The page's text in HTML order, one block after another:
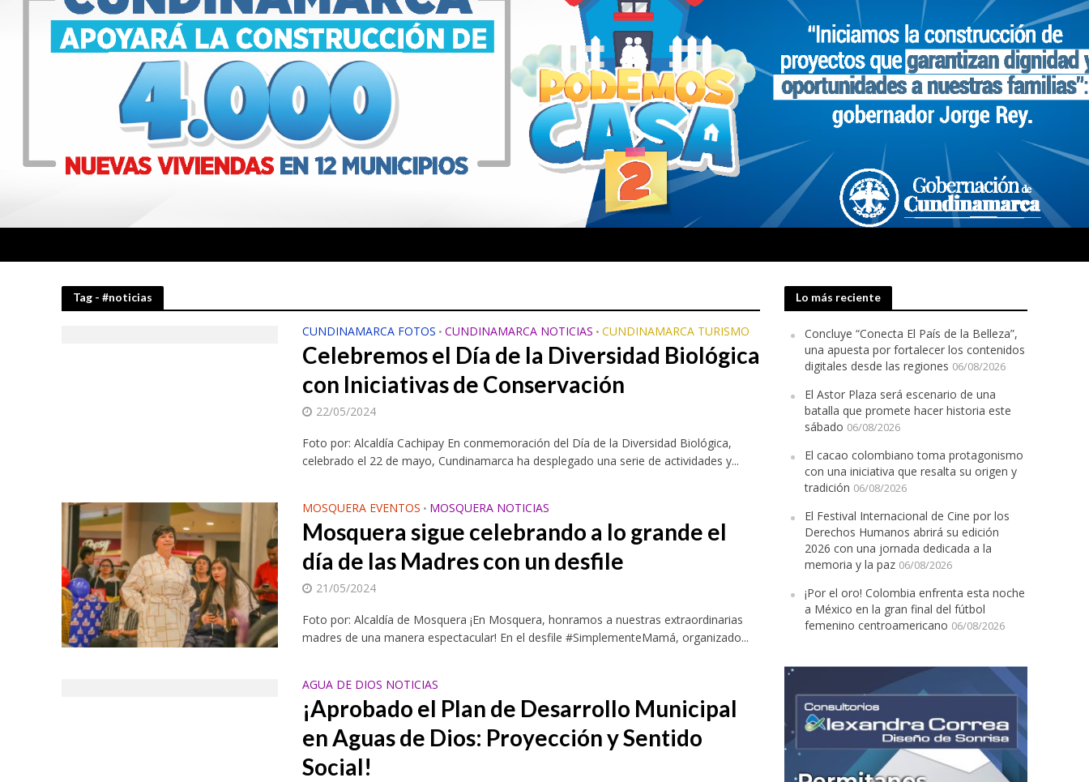
Tag - #noticias
CUNDINAMARCA FOTOS • CUNDINAMARCA NOTICIAS • CUNDINAMARCA TURISMO
Celebremos el Día de la Diversidad Biológica
con Iniciativas de Conservación
22/05/2024
Foto por: Alcaldía Cachipay En conmemoración del Día de la Diversidad Biológica,
celebrado el 22 de mayo, Cundinamarca ha desplegado una serie de actividades y...
MOSQUERA EVENTOS • MOSQUERA NOTICIAS
Mosquera sigue celebrando a lo grande el
día de las Madres con un desfile
21/05/2024
Foto por: Alcaldía de Mosquera ¡En Mosquera, honramos a nuestras extraordinarias
madres de una manera espectacular! En el desfile #SimplementeMamá, organizado...
AGUA DE DIOS NOTICIAS
¡Aprobado el Plan de Desarrollo Municipal
en Aguas de Dios: Proyección y Sentido
Social!
Lo más reciente
Concluye “Conecta El País de la Belleza”,
una apuesta por fortalecer los contenidos
digitales desde las regiones 06/08/2026
El Astor Plaza será escenario de una
batalla que promete hacer historia este
sábado 06/08/2026
El cacao colombiano toma protagonismo
con una iniciativa que resalta su origen y
tradición 06/08/2026
El Festival Internacional de Cine por los
Derechos Humanos abrirá su edición
2026 con una jornada dedicada a la
memoria y la paz 06/08/2026
¡Por el oro! Colombia enfrenta esta noche
a México en la gran final del fútbol
femenino centroamericano 06/08/2026